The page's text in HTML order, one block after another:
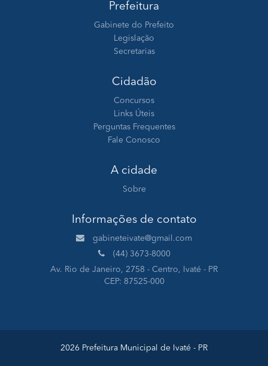
Prefeitura
Gabinete do Prefeito
Legislação
Secretarias
Cidadão
Concursos
Links Úteis
Perguntas Frequentes
Fale Conosco
A cidade
Sobre
Informações de contato
gabineteivate@gmail.com
(44) 3673-8000
Av. Rio de Janeiro, 2758 - Centro, Ivaté - PR
CEP: 87525-000
2026 Prefeitura Municipal de Ivaté - PR